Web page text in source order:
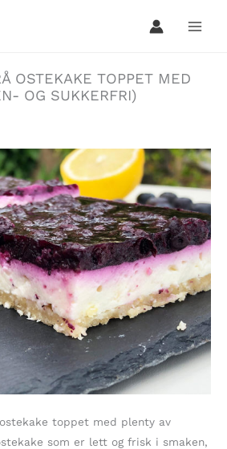
OSTEKAKE TOPPET MED
OG SUKKERFRI)
toppet med plenty av
som er lett og frisk i smaken,